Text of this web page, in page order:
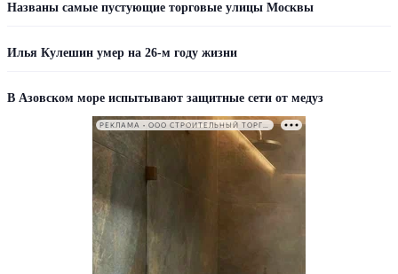
Названы самые пустующие торговые улицы Москвы
Илья Кулешин умер на 26-м году жизни
В Азовском море испытывают защитные сети от медуз